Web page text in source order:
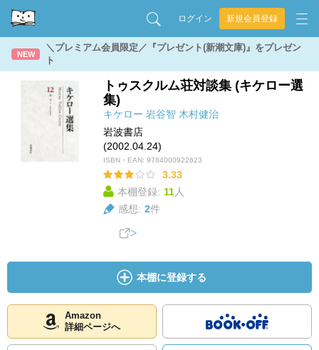
ログイン 新規会員登録
NEW
＼プレミアム会員限定／『プレゼント(新潮文庫)』をプレゼン
ト
トゥスクルム荘対談集 (キケロー選
集)
キケロー 岩谷智 木村健治
岩波書店
(2002.04.24)
ISBN・EAN: 9784000922623
3.33
本棚登録: 11人
感想: 2件
本棚に登録する
Amazon
詳細ページへ